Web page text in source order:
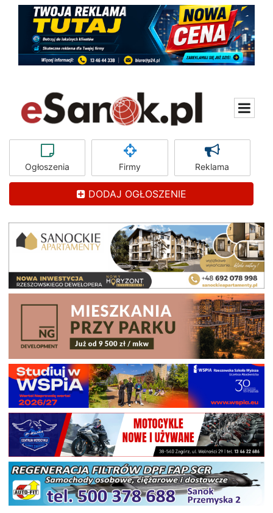
Ogłoszenia Firmy Reklama
DODAJ OGŁOSZENIE